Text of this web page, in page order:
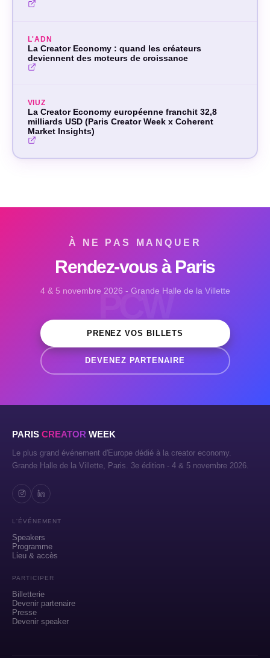
L'ADN
La Creator Economy : quand les créateurs
deviennent des moteurs de croissance
VIUZ
La Creator Economy européenne franchit 32,8
milliards USD (Paris Creator Week x Coherent
Market Insights)
PCW
À NE PAS MANQUER
Rendez-vous à Paris
4 & 5 novembre 2026 - Grande Halle de la Villette
PRENEZ VOS BILLETS
DEVENEZ PARTENAIRE
PARIS CREATOR WEEK
Le plus grand événement d'Europe dédié à la creator economy.
Grande Halle de la Villette, Paris. 3e édition - 4 & 5 novembre 2026.
L'ÉVÉNEMENT
Speakers
Programme
Lieu & accès
PARTICIPER
Billetterie
Devenir partenaire
Presse
Devenir speaker